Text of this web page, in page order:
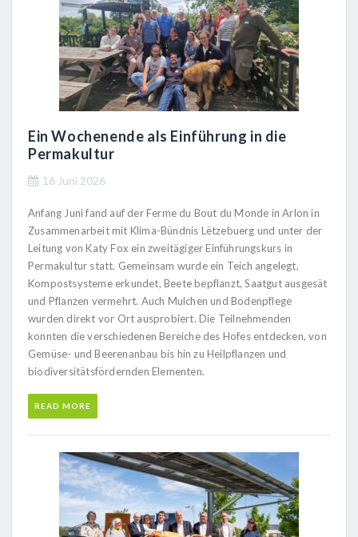
Ein Wochenende als Einführung in die
Permakultur
16 Juni 2026
Anfang Juni fand auf der Ferme du Bout du Monde in Arlon in
Zusammenarbeit mit Klima-Bündnis Lëtzebuerg und unter der
Leitung von Katy Fox ein zweitägiger Einführungskurs in
Permakultur statt. Gemeinsam wurde ein Teich angelegt,
Kompostsysteme erkundet, Beete bepflanzt, Saatgut ausgesät
und Pflanzen vermehrt. Auch Mulchen und Bodenpflege
wurden direkt vor Ort ausprobiert. Die Teilnehmenden
konnten die verschiedenen Bereiche des Hofes entdecken, von
Gemüse- und Beerenanbau bis hin zu Heilpflanzen und
biodiversitätsfördernden Elementen.
READ MORE